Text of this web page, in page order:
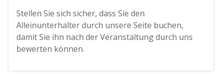
Stellen Sie sich sicher, dass Sie den
Alleinunterhalter durch unsere Seite buchen,
damit Sie ihn nach der Veranstaltung durch uns
bewerten können.